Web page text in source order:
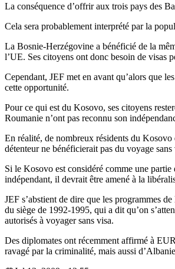
La conséquence d’offrir aux trois pays des
Cela sera probablement interprété par la
La Bosnie-Herzégovine a bénéficié de la
l’UE. Ses citoyens ont donc besoin de visas
Cependant, JEF met en avant qu’alors que
cette opportunité.
Pour ce qui est du Kosovo, ses citoyens
Roumanie n’ont pas reconnu son
En réalité, de nombreux résidents du
détenteur ne bénéficierait pas du voyage
Si le Kosovo est considéré comme une
indépendant, il devrait être amené à la
JEF s’abstient de dire que les programmes
du siège de 1992-1995, qui a dit qu’on
autorisés à voyager sans visa.
Des diplomates ont récemment affirmé à
ravagé par la criminalité, mais aussi